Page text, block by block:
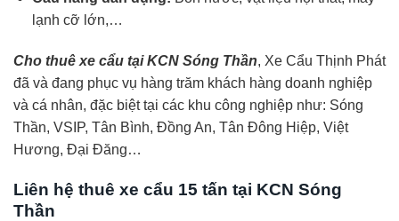
lạnh cỡ lớn,…
Cho thuê xe cẩu tại KCN Sóng Thần, Xe Cẩu Thịnh Phát
đã và đang phục vụ hàng trăm khách hàng doanh nghiệp
và cá nhân, đặc biệt tại các khu công nghiệp như: Sóng
Thần, VSIP, Tân Bình, Đồng An, Tân Đông Hiệp, Việt
Hương, Đại Đăng…
Liên hệ thuê xe cẩu 15 tấn tại KCN Sóng
Thần